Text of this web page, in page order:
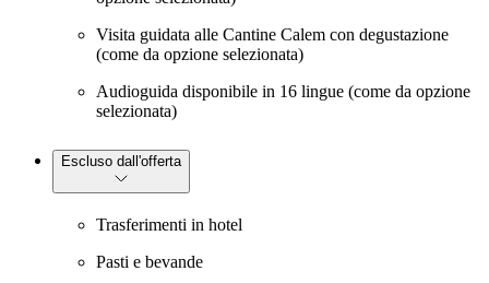
Visita guidata alle Cantine Calem con degustazione
(come da opzione selezionata)
Audioguida disponibile in 16 lingue (come da opzione
selezionata)
Escluso dall'offerta
Trasferimenti in hotel
Pasti e bevande